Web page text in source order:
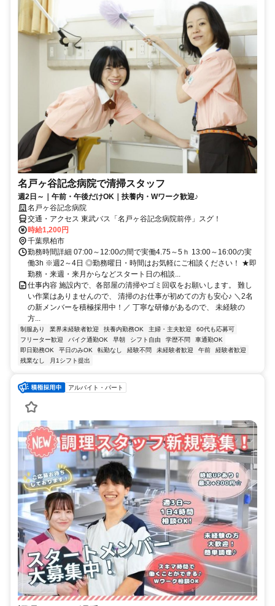
名戸ヶ谷記念病院で清掃スタッフ
週2日～｜午前・午後だけOK｜扶養内・Wワーク歓迎♪
名戸ヶ谷記念病院
交通・アクセス 東武バス「名戸ヶ谷記念病院前停」スグ！
時給1,200円
千葉県柏市
勤務時間詳細 07:00～12:00の間で実働4.75～5ｈ 13:00～16:00の実
働3h ※週2～4日 ◎勤務曜日・時間はお気軽にご相談ください！ ★即
勤務・来週・来月からなどスタート日の相談...
仕事内容 施設内で、各部屋の清掃やゴミ回収をお願いします。 難し
い作業はありませんので、 清掃のお仕事が初めての方も安心♪ ＼2名
の新メンバーを積極採用中！／ 丁寧な研修があるので、 未経験の
方...
制服あり 業界未経験者歓迎 扶養内勤務OK 主婦・主夫歓迎
60代も応募可
フリーター歓迎
バイク通勤OK 早朝 シフト自由 学歴不問
車通勤OK
即日勤務OK
平日のみOK 転勤なし 経験不問 未経験者歓迎 午前
経験者歓迎
残業なし
月1シフト提出
アルバイト・パート